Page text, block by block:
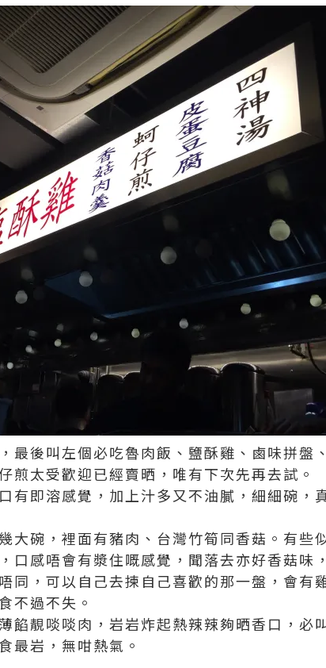
最後叫左個必吃魯肉飯、鹽酥雞、鹵味拼盤
煎太受歡迎已經賣晒，唯有下次先再去試。
有即溶感覺，加上汁多又不油膩，細細碗，
大碗，裡面有豬肉、台灣竹筍同香菇。有些
口感唔會有漿住嘅感覺，聞落去亦好香菇味
同，可以自己去揀自己喜歡的那一盤，會有
不過不失。
餡靚啖啖肉，岩岩炸起熱辣辣夠晒香口，必
最岩，無咁熱氣。